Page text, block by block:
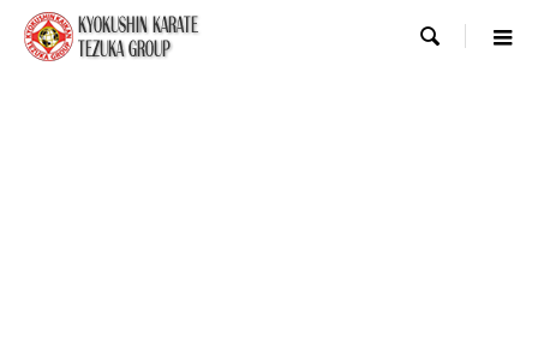
